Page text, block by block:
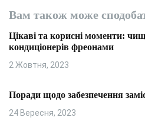
Вам також може
Цікаві та корисні моменти:
кондиціонерів фреонами
2 Жовтня, 2023
Поради щодо забезпечення
24 Вересня, 2023